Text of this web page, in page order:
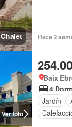
Chalet Hace 2
Ver foto
Baix
4
Jardín